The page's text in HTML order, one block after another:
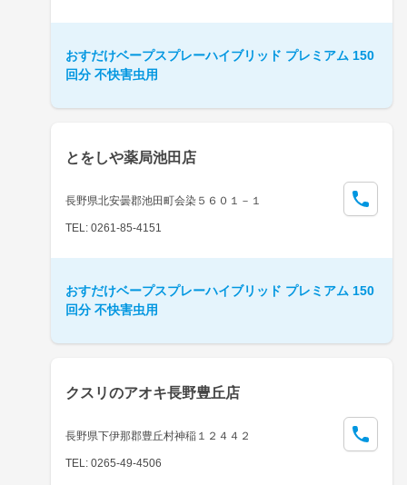
おすだけベープスプレーハイブリッド プレミアム 150
回分 不快害虫用
とをしや薬局池田店
長野県北安曇郡池田町会染５６０１－１
TEL: 0261-85-4151
おすだけベープスプレーハイブリッド プレミアム 150
回分 不快害虫用
クスリのアオキ長野豊丘店
長野県下伊那郡豊丘村神稲１２４４２
TEL: 0265-49-4506